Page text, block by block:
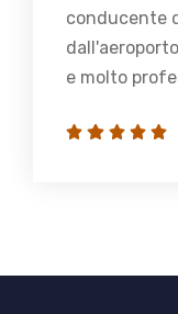
conducente
e molto